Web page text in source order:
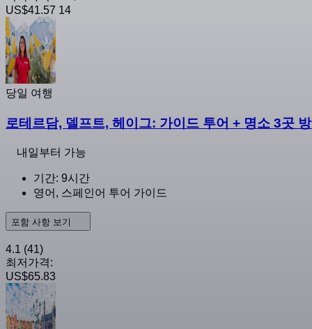
US$41.57 14
당일 여행
로테르담, 델프트, 헤이그: 가이드 투어 + 명소 3곳
내일부터 가능
기간: 9시간
영어, 스페인어 투어 가이드
포함 사항 보기
4.1 (41)
최저가격:
US$65.83